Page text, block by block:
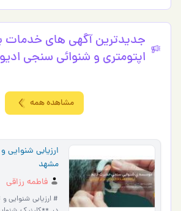
جدیدترین آگهی های خدمات
اپتومتری و شنوائی سنجی
مشاهده همه
ارزیابی
مشهد
فاطمه رزاقی
# ارزیابی